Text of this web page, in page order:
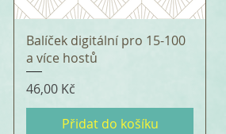
Balíček digitální pro 15-100
a více hostů
Cena
46,00 Kč
Přidat do košíku